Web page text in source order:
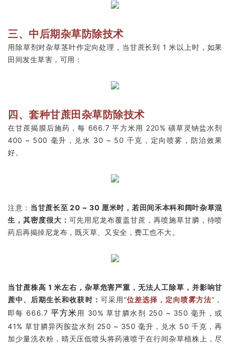
三、中后期杂草防除技术
用除草剂对杂草茎叶作定向处理，当甘蔗长到 1 米以上时，如果
田间发生草害，可用：
四、套种甘蔗田杂草防除技术
在甘蔗揭膜后施药，每 666.7 平方米用 220% 磺草灵钠盐水剂
400 ~ 500 毫升，兑水 30 ~ 50 千克，定向喷雾，防治效果
好。
注意： 当甘蔗长至 20 ~ 30 厘米时，若田间禾本科和阔叶杂草混
生，其密度很大： 可先用尼龙布覆盖甘蔗，再喷施草甘膦，待喷
药后再揭掉尼龙布，既灭草、又安全，费工也不大。
当甘蔗株高 1 米左右，杂草危害严重，无法人工除草，并影响甘
蔗中、后期生长和收获时： 可采用“位差选择，定向喷雾方法”，
即每 666.7 平方米用 30% 草甘膦水剂 250 ~ 350 毫升，或
41% 草甘膦异丙胺盐水剂 250 ~ 350 毫升，兑水 50 千克，再
加少量洗衣粉，晴天压低喷头将药液喷于在行间杂草植株上，尽